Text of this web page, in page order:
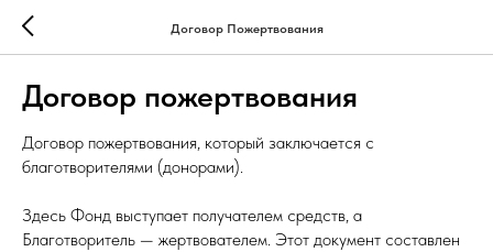
Договор Пожертвования
Договор пожертвования
Договор пожертвования, который заключается с
благотворителями (донорами).
Здесь Фонд выступает получателем средств, а
Благотворитель — жертвователем. Этот документ составлен